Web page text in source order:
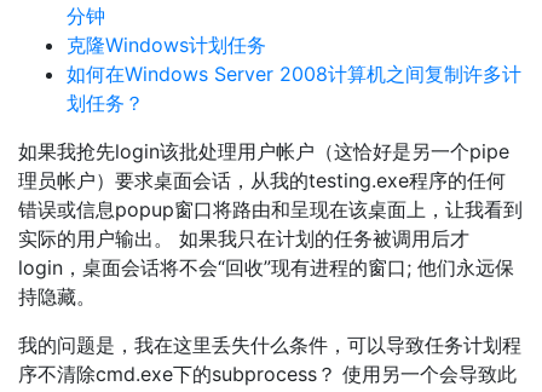
分钟
克隆Windows计划任务
如何在Windows Server 2008计算机之间复制许多计
划任务？
如果我抢先login该批处理用户帐户（这恰好是另一个pipe
理员帐户）要求桌面会话，从我的testing.exe程序的任何
错误或信息popup窗口将路由和呈现在该桌面上，让我看到
实际的用户输出。 如果我只在计划的任务被调用后才
login，桌面会话将不会“回收”现有进程的窗口; 他们永远保
持隐藏。
我的问题是，我在这里丢失什么条件，可以导致任务计划程
序不清除cmd.exe下的subprocess？ 使用另一个会导致此